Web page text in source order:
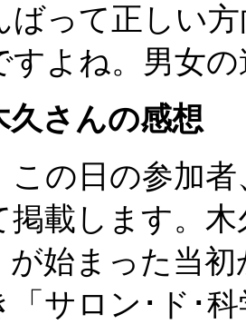
ばって正しい
すよね。男女
久さんの感想
この日の参加
掲載します。
が始まった当
「サロン･ド･